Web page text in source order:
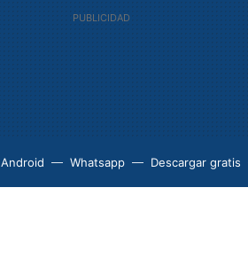
Android Whatsapp Descargar gratis